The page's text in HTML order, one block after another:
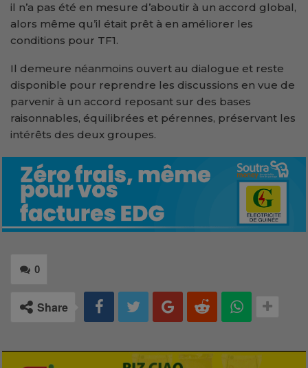
il n’a pas été en mesure d’aboutir à un accord global,
alors même qu’il était prêt à en améliorer les
conditions pour TF1.
Il demeure néanmoins ouvert au dialogue et reste
disponible pour reprendre les discussions en vue de
parvenir à un accord reposant sur des bases
raisonnables, équilibrées et pérennes, préservant les
intérêts des deux groupes.
0
Share